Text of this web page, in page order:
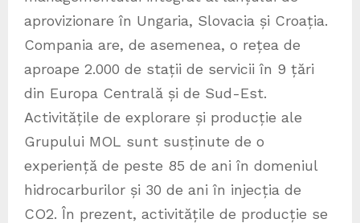
aprovizionare în Ungaria, Slovacia și Croația.
Compania are, de asemenea, o rețea de
aproape 2.000 de stații de servicii în 9 țări
din Europa Centrală și de Sud-Est.
Activitățile de explorare și producție ale
Grupului MOL sunt susținute de o
experiență de peste 85 de ani în domeniul
hidrocarburilor și 30 de ani în injecția de
CO2. În prezent, activitățile de producție se